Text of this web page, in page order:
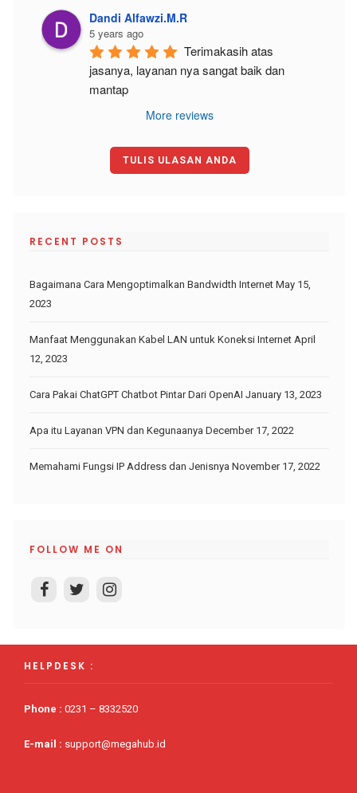
Dandi Alfawzi.M.R
5 years ago
Terimakasih atas
jasanya, layanan nya sangat baik dan
mantap
More reviews
TULIS ULASAN ANDA
RECENT POSTS
Bagaimana Cara Mengoptimalkan Bandwidth Internet May 15,
2023
Manfaat Menggunakan Kabel LAN untuk Koneksi Internet April
12, 2023
Cara Pakai ChatGPT Chatbot Pintar Dari OpenAI January 13, 2023
Apa itu Layanan VPN dan Kegunaanya December 17, 2022
Memahami Fungsi IP Address dan Jenisnya November 17, 2022
FOLLOW ME ON
HELPDESK :
Phone : 0231 – 8332520
E-mail : support@megahub.id